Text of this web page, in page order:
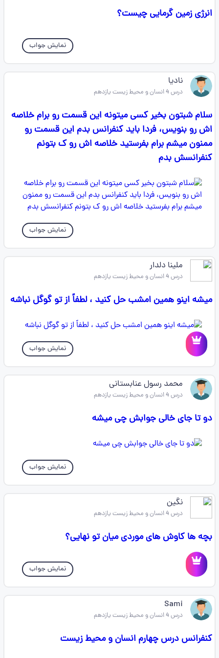
انرژی زمین گرمایی چیست‌؟
نمایش جواب
نادیا
درس 4 انسان و محیط زیست یازدهم
سلام شبتون بخیر کسی میتونه این قسمت رو برام خلاصه
اش رو بنویس، فردا باید کنفرانس بدم این قسمت رو
ممنون میشم برام بفرستید خلاصه اش رو ک بتونم
کنفرانسش بدم
نمایش جواب
ملینا دلدار
درس 4 انسان و محیط زیست یازدهم
میشه اینو همین امشب حل کنید ، لطفاً از تو گوگل نباشه
نمایش جواب
محمد رسول عنابستانی
درس 4 انسان و محیط زیست یازدهم
دو تا جای خالی جوابش چی میشه
نمایش جواب
نگین
درس 4 انسان و محیط زیست یازدهم
بچه ها کاوش های موردی میان تو نهایی؟
نمایش جواب
Sami
درس 4 انسان و محیط زیست یازدهم
کنفرانس درس چهارم انسان و محیط زیست